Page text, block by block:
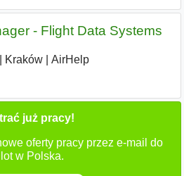
- Flight Data Systems
Kraków| AirHelp
już pracy!
oferty pracy przez e-mail do
w Polska.